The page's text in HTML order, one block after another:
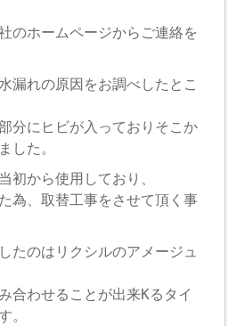
のホームページからご連絡を
漏れの原因をお調べしたとこ
分にヒビが入っておりそこか
した。
初から使用しており、
為、取替工事をさせて頂く事
たのはリクシルのアメージュ
合わせることが出来Kるタイ
。